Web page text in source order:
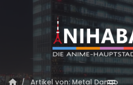
Artikel von: Metal Dango